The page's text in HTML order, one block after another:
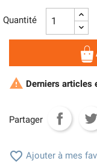
Quantité
 Derniers articles
Partager
 Ajouter à mes